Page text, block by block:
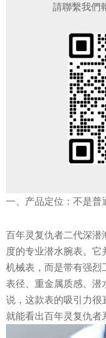
請聯繫我們
一、产品定位：不是普
百年灵复仇者二代深潜
度的专业潜水腕表。
机械表，而是带有强烈
表径、重金属质感、潜
说，这款表的吸引力很
就能看出百年灵复仇者